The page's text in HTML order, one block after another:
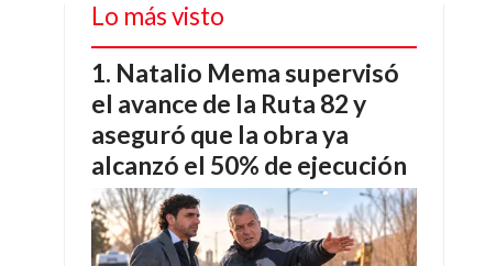
Lo más visto
Natalio Mema supervisó
el avance de la Ruta 82 y
aseguró que la obra ya
alcanzó el 50% de ejecución